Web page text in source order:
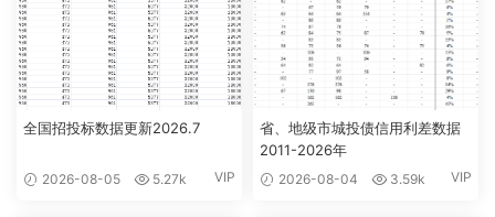
全国招投标数据更新2026.7
2026-08-05 5.27k VIP
省、地级市城投债信用利差数据
2011-2026年
2026-08-04 3.59k VIP